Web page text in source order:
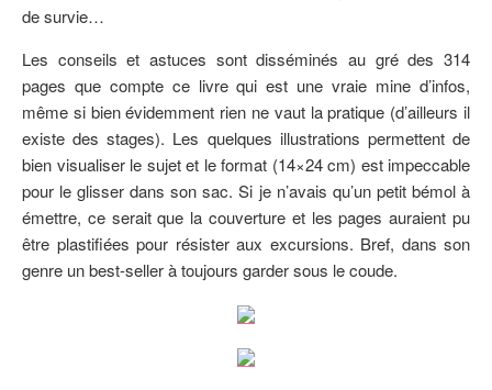
de survie…
Les conseils et astuces sont disséminés au gré des 314
pages que compte ce livre qui est une vraie mine d’infos,
même si bien évidemment rien ne vaut la pratique (d’ailleurs il
existe des stages). Les quelques illustrations permettent de
bien visualiser le sujet et le format (14×24 cm) est impeccable
pour le glisser dans son sac. Si je n’avais qu’un petit bémol à
émettre, ce serait que la couverture et les pages auraient pu
être plastifiées pour résister aux excursions. Bref, dans son
genre un best-seller à toujours garder sous le coude.